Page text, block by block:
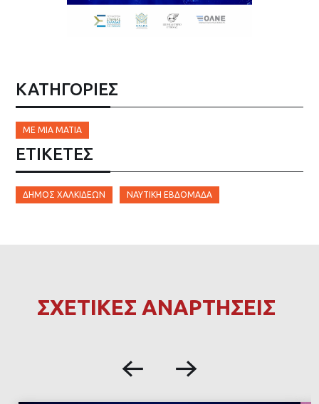
ΚΑΤΗΓΟΡΙΕΣ
ΜΕ ΜΙΑ ΜΑΤΙΆ
ΕΤΙΚΈΤΕΣ
ΔΉΜΟΣ ΧΑΛΚΙΔΈΩΝ ΝΑΥΤΙΚΉ ΕΒΔΟΜΆΔΑ
ΣΧΕΤΙΚΕΣ ΑΝΑΡΤΗΣΕΙΣ